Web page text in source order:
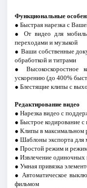
Функциональные
● Быстрая нарезка с
● От видео для
переходами и музыкой
● Ваши собственные
обработкой и титрами
● Высокоскоростное
ускорению (до 400%
● Блестящие клипы с
Редактирование видео
● Нарезка видео с
● Быстрое кодирование
● Клипы в максимальном
● Шаблоны экспорта для
● Простой режим и режим
● Извлечение одиночных
● Умная привязка
● Автоматическое
фильмом